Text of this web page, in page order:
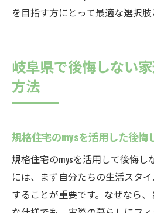
を目指す方にとって最適な選択肢
岐阜県で後悔しない
方法
規格住宅のmysを活用した後悔
規格住宅のmysを活用して後悔し
には、まず自分たちの生活スタ
することが重要です。なぜなら